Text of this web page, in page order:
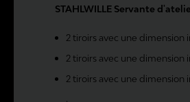
STAHLWILLE Servante
2 tiroirs avec une dimension
2 tiroirs avec une dimension
2 tiroirs avec une dimension